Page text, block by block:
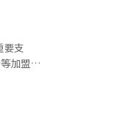
'地方
给教
律化
感觉他
路也一
度却
让当
可思
，将
进行
，引
行等
要支